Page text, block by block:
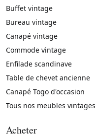
Buffet vintage
Bureau vintage
Canapé vintage
Commode vintage
Enfilade scandinave
Table de chevet ancienne
Canapé Togo d'occasion
Tous nos meubles vintages
Acheter